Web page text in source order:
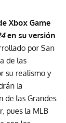
Xbox Game
en su versión
por San
de las
su realismo y
la
de las Grandes
pues la MLB